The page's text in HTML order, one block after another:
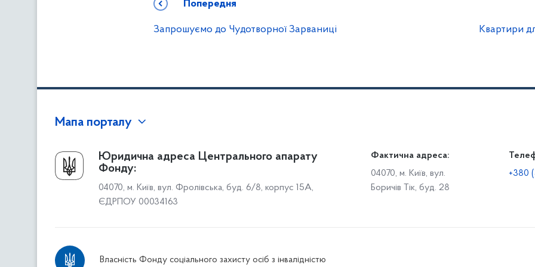
Попередня
Запрошуємо до Чудотворної Зарваниці Квартири
Мапа порталу
Про Фонд
Керівництво
Структура Фонду
Територіальні відділення
Дніпропетровське відділення
Громадянам
Доступ до публічної інформації
Звіти щодо роботи із запитами на отримання публічної
Юридична адреса Центрального апарату
Фонду:
04070, м. Київ, вул. Фролівська, буд. 6/8, корпус 15А,
ЄДРПОУ 00034163
Фактична адреса:
04070, м. Київ, вул.
Боричів Тік, буд. 28
+380
Власність Фонду соціального захисту осіб з інвалідністю